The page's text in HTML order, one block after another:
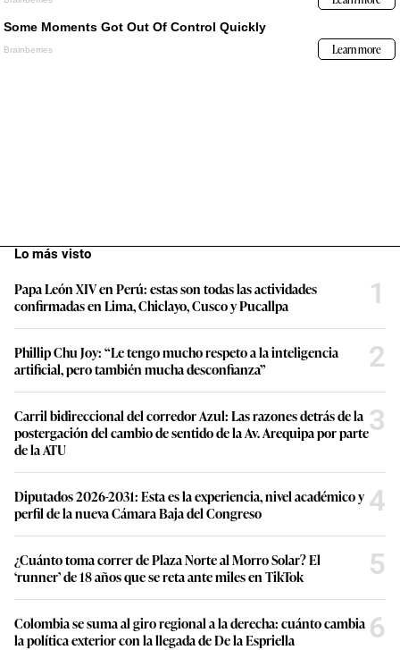
Lo más visto
Papa León XIV en Perú: estas son todas las actividades
confirmadas en Lima, Chiclayo, Cusco y Pucallpa
1
Phillip Chu Joy: “Le tengo mucho respeto a la inteligencia
artificial, pero también mucha desconfianza”
2
Carril bidireccional del corredor Azul: Las razones detrás de la
postergación del cambio de sentido de la Av. Arequipa por parte
de la ATU
3
Diputados 2026-2031: Esta es la experiencia, nivel académico y
perfil de la nueva Cámara Baja del Congreso
4
¿Cuánto toma correr de Plaza Norte al Morro Solar? El
‘runner’ de 18 años que se reta ante miles en TikTok
5
Colombia se suma al giro regional a la derecha: cuánto cambia
la política exterior con la llegada de De la Espriella
6